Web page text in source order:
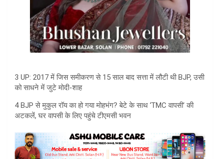
3 UP: 2017 में जिस समीकरण से 15 साल बाद सत्ता में लौटी थी BJP, उसी
को साधने में जुटे मोदी-शाह
4 BJP से मुकुल रॉय का हो गया मोहभंग? बेटे के साथ ‘TMC वापसी’ की
अटकलें, घर वापसी के लिए पहुंचे टीएमसी भवन